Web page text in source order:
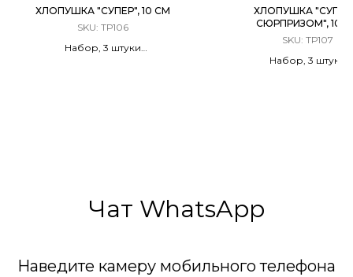
ХЛОПУШКА "СУПЕР", 10 СМ
SKU: ТР106
Набор, 3 штуки
ХЛОПУШКА "СУПЕР
СЮРПРИЗОМ", 10
SKU: ТР107
Набор, 3 штуки
Чат WhatsApp
Наведите камеру мобильного телефона